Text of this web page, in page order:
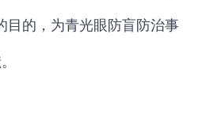
目的，为青光眼防盲防治事